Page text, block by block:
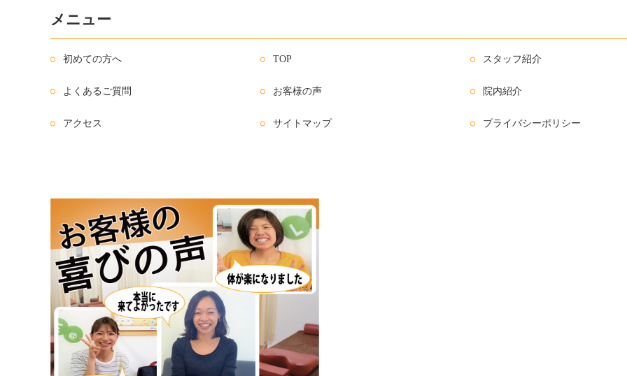
メニュー
初めての方へ TOP スタッフ紹介
よくあるご質問 お客様の声 院内紹介
アクセス サイトマップ プライバシーポリシー